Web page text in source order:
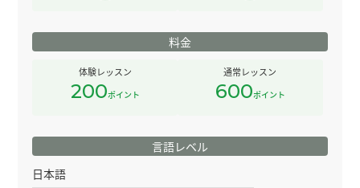
料金
体験レッスン
200ポイント
通常レッスン
600ポイント
言語レベル
日本語